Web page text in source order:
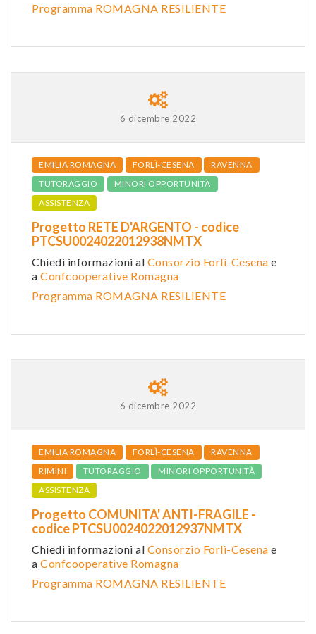
Programma ROMAGNA RESILIENTE
6 dicembre 2022
EMILIA ROMAGNA FORLÌ-CESENA
RAVENNA
TUTORAGGIO
MINORI OPPORTUNITÀ
ASSISTENZA
Progetto RETE D'ARGENTO - codice
PTCSU0024022012938NMTX
Chiedi informazioni al Consorzio Forlì-Cesena e
a Confcooperative Romagna
Programma ROMAGNA RESILIENTE
6 dicembre 2022
EMILIA ROMAGNA FORLÌ-CESENA
RAVENNA
RIMINI
TUTORAGGIO
MINORI OPPORTUNITÀ
ASSISTENZA
Progetto COMUNITA' ANTI-FRAGILE -
codice PTCSU0024022012937NMTX
Chiedi informazioni al Consorzio Forlì-Cesena e
a Confcooperative Romagna
Programma ROMAGNA RESILIENTE